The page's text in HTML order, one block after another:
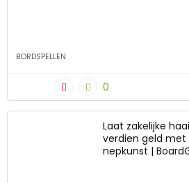
BORDSPELLEN
0
Laat zakelijke
verdien geld met
nepkunst |